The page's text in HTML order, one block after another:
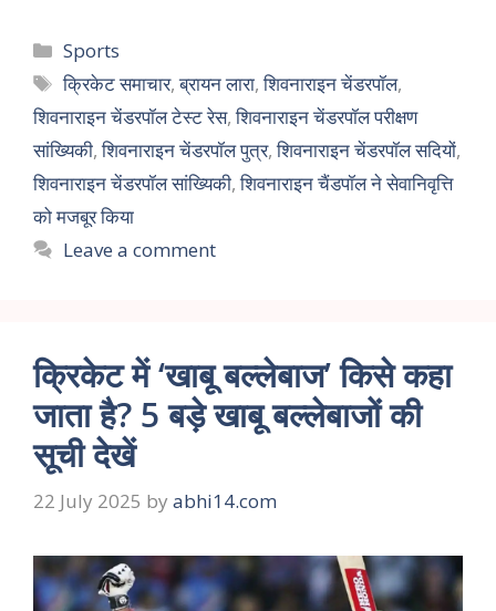
Sports
क्रिकेट समाचार,ब्रायन लारा,शिवनाराइन चेंडरपॉल,
शिवनाराइन चेंडरपॉल टेस्ट रेस,शिवनाराइन चेंडरपॉल परीक्षण
सांख्यिकी,शिवनाराइन चेंडरपॉल पुत्र,शिवनाराइन चेंडरपॉल सदियों,
शिवनाराइन चेंडरपॉल सांख्यिकी,शिवनाराइन चैंडपॉल ने सेवानिवृत्ति
को मजबूर किया
Leave a comment
क्रिकेट में ‘खाबू बल्लेबाज’ किसे कहा
जाता है? 5 बड़े खाबू बल्लेबाजों की
सूची देखें
22 July 2025 by abhi14.com